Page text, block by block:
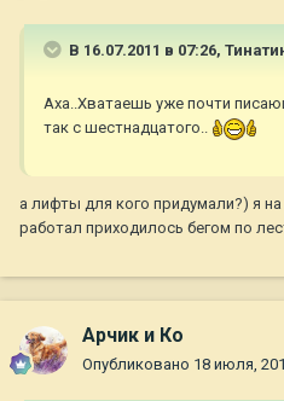
В 16.07.2011 в 07:26,
Аха..Хватаешь уже почти
так с шестнадцатого..
а лифты для кого придумали?) я
работал приходилось бегом по
Арчик и Ко
Опубликовано 18 июля,